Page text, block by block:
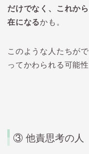
だけでなく、これか
在になるかも。
このような人たちが
ってかわられる可能
③ 他責思考の人